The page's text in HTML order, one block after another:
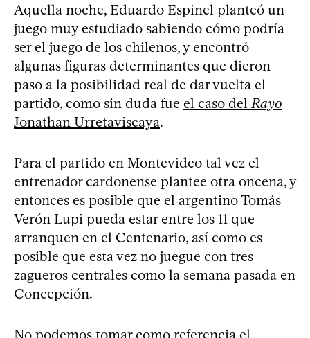
Aquella noche, Eduardo Espinel planteó un
juego muy estudiado sabiendo cómo podría
ser el juego de los chilenos, y encontró
algunas figuras determinantes que dieron
paso a la posibilidad real de dar vuelta el
partido, como sin duda fue el caso del Rayo
Jonathan Urretaviscaya.
Para el partido en Montevideo tal vez el
entrenador cardonense plantee otra oncena, y
entonces es posible que el argentino Tomás
Verón Lupi pueda estar entre los 11 que
arranquen en el Centenario, así como es
posible que esta vez no juegue con tres
zagueros centrales como la semana pasada en
Concepción.
No podemos tomar como referencia el